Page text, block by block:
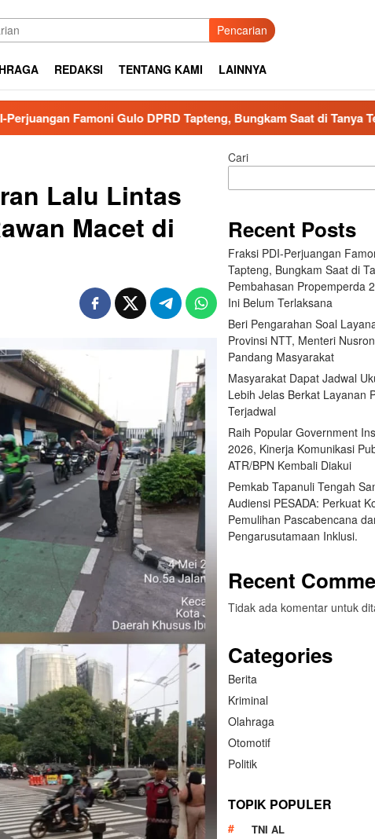
Pencarian
REDAKSI TENTANG KAMI LAINNYA
DPRD Tapteng, Bungkam Saat di Tanya Terkait Pembahasan
Lalu Lintas
Macet di
Cari
Recent Posts
Fraksi PDI-Perjuangan
Tapteng, Bungkam Saat di
Pembahasan Propemperda
Ini Belum Terlaksana
Beri Pengarahan Soal
Provinsi NTT, Menteri
Pandang Masyarakat
Masyarakat Dapat Jadwal
Lebih Jelas Berkat Layanan
Terjadwal
Raih Popular Government
2026, Kinerja Komunikasi
ATR/BPN Kembali Diakui
Pemkab Tapanuli Tengah
Audiensi PESADA: Perkuat
Pemulihan Pascabencana
Pengarusutamaan Inklusi.
Recent
Tidak ada komentar untuk
Categories
Berita
Kriminal
Olahraga
Otomotif
Politik
TOPIK POPULER
TNI AL